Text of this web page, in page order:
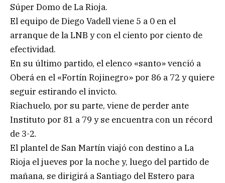
Súper Domo de La Rioja.
El equipo de Diego Vadell viene 5 a 0 en el
arranque de la LNB y con el ciento por ciento de
efectividad.
En su último partido, el elenco «santo» venció a
Oberá en el «Fortín Rojinegro» por 86 a 72 y quiere
seguir estirando el invicto.
Riachuelo, por su parte, viene de perder ante
Instituto por 81 a 79 y se encuentra con un récord
de 3-2.
El plantel de San Martín viajó con destino a La
Rioja el jueves por la noche y, luego del partido de
mañana, se dirigirá a Santiago del Estero para